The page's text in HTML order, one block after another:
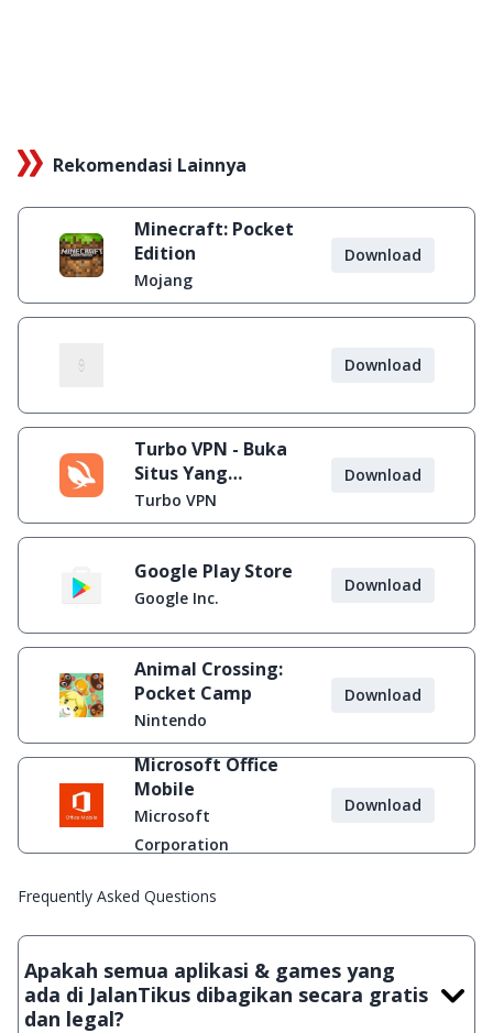
Rekomendasi Lainnya
Minecraft: Pocket
Edition
Mojang
Download
Download
Turbo VPN - Buka
Situs Yang
Diblokir
Turbo VPN
Download
Google Play Store
Google Inc.
Download
Animal Crossing:
Pocket Camp
Nintendo
Download
Microsoft Office
Mobile
Microsoft
Corporation
Download
Frequently Asked Questions
Apakah semua aplikasi & games yang
ada di JalanTikus dibagikan secara gratis
dan legal?